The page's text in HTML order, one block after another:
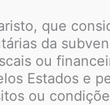
que
da
ou
Estados e
ou